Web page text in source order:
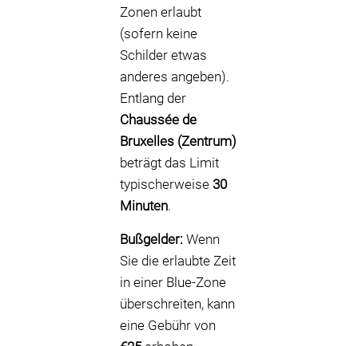
Zonen erlaubt
(sofern keine
Schilder etwas
anderes angeben).
Entlang der
Chaussée de
Bruxelles (Zentrum)
beträgt das Limit
typischerweise 30
Minuten.
Bußgelder: Wenn
Sie die erlaubte Zeit
in einer Blue-Zone
überschreiten, kann
eine Gebühr von